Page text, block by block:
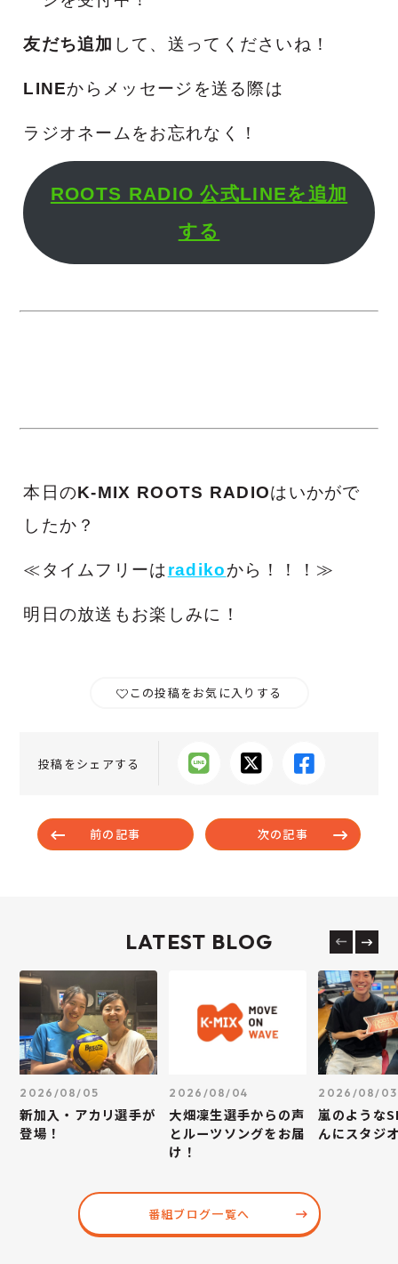
友だち追加 して、送ってくださいね！
LINEからメッセージを送る際は
ラジオネームをお忘れなく！
ROOTS RADIO公式LINEを追加
する
本日のK-MIX ROOTS RADIOはいかがで
したか？
≪タイムフリーはradikoから！！！≫
明日の放送もお楽しみに！
この投稿をお気に入りする
投稿をシェアする
前の記事 次の記事
LATEST BLOG
2026/08/05
新加入・アカリ選手が
登場！
2026/08/04
大畑凜生選手からの声
とルーツソングをお届
け！
2026/08/03
嵐のような
んにスタジ
番組ブログ一覧へ